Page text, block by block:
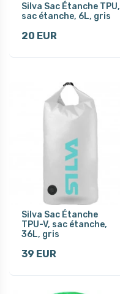
Silva Sac Étanche TPU,
sac étanche, 6L, gris
20 EUR
Silva Sac Étanche
TPU-V, sac étanche,
36L, gris
39 EUR